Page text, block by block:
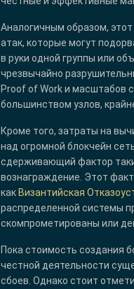
Аналогичным образом,
атак, которые могут
в руки одной группы или
чрезвычайно
Proof of Work и масштабов
большинством узлов,
Кроме того, затраты на
над огромной блокчейн
сдерживающий фактор
вознаграждение. Этот
какВизантийская
распределенной системы
скомпрометированы или
Пока стоимость создания
честной деятельности
сбоев. Однако стоит